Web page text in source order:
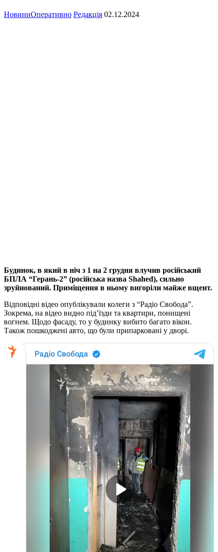
НовиниОперативно Редакція 02.12.2024
Будинок, в який в ніч з 1 на 2 грудня влучив російський
БПЛА “Герань-2” (російська назва Shahed), сильно
зруйнований. Приміщення в ньому вигоріли майже вщент.
Відповідні відео опублікували колеги з “Радіо Свобода”.
Зокрема, на відео видно під’їзди та квартири, понищені
вогнем. Щодо фасаду, то у будинку вибито багато вікон.
Також пошкоджені авто, що були припарковані у дворі.